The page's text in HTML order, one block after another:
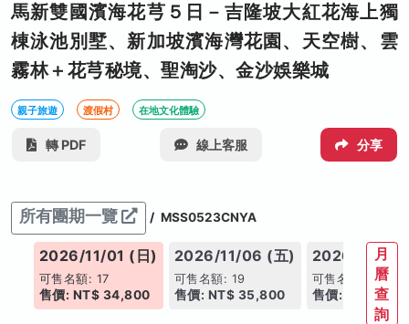
馬新雙國濱海花芎５日－吉隆坡大紅花海上獨
棟泳池別墅、新加坡濱海灣花園、天空樹、雲
霧林＋花芎秘境、聖淘沙、金沙娛樂城
親子旅遊 渡假村 在地文化體驗
轉 PDF 線上客服 分享
所有團期一覽 / MSS0523CNYA
2026/11/01 (日)
可售名額: 17
售價: NT$ 34,800
2026/11/06 (五)
可售名額: 19
售價: NT$ 35,800
2026/11/09
可售名額: 17
售價: NT$
月
曆
查
詢